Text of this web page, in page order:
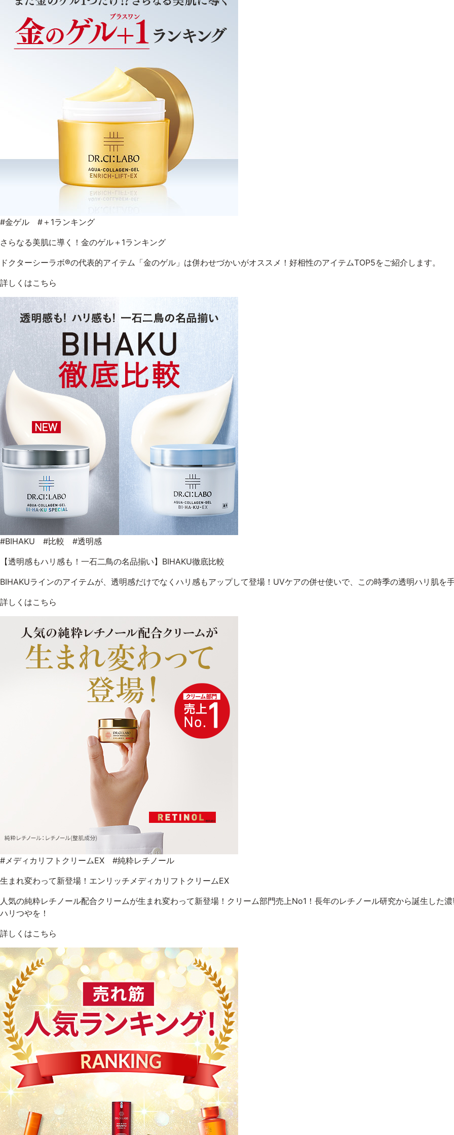
#金ゲル #＋1ランキング
さらなる美肌に導く！金のゲル＋1ランキング
ドクターシーラボ®︎の代表的アイテム「金のゲル」は併わせづかいがオススメ！好相性のアイテムTOP5をご紹介します。
詳しくはこちら
#BIHAKU #比較 #透明感
【透明感もハリ感も！一石二鳥の名品揃い】BIHAKU徹底比較
BIHAKUラインのアイテムが、透明感だけでなくハリ感もアップして登場！UVケアの併せ使いで、この時季の透明ハリ肌を
詳しくはこちら
#メディカリフトクリームEX #純粋レチノール
生まれ変わって新登場！エンリッチメディカリフトクリームEX
人気の純粋レチノール配合クリームが生まれ変わって新登場！クリーム部門売上No1！長年のレチノール研究から誕生した
ハリつやを！
詳しくはこちら